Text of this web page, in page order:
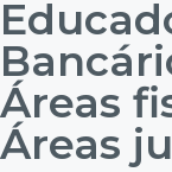
Áreas
Áreas